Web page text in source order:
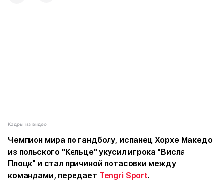
Кадры из видео
Чемпион мира по гандболу, испанец Хорхе Македо
из польского "Кельце" укусил игрока "Висла
Плоцк" и стал причиной потасовки между
командами, передает Tengri Sport.